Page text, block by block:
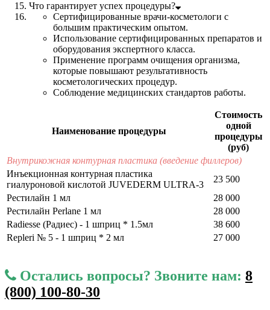
Что гарантирует успех процедуры?
Сертифицированные врачи-косметологи с
большим практическим опытом.
Использование сертифицированных препаратов и
оборудования экспертного класса.
Применение программ очищения организма,
которые повышают результативность
косметологических процедур.
Соблюдение медицинских стандартов работы.
Наименование процедуры
Стоимость
одной
процедуры
(руб)
Внутрикожная контурная пластика (введение филлеров)
Инъекционная контурная пластика
гиалуроновой кислотой JUVEDERM ULTRA-3
23 500
Рестилайн 1 мл
28 000
Рестилайн Perlane 1 мл
28 000
Radiesse (Радиес) - 1 шприц * 1.5мл
38 600
Repleri № 5 - 1 шприц * 2 мл
27 000
Остались вопросы? Звоните нам: 8
(800) 100-80-30